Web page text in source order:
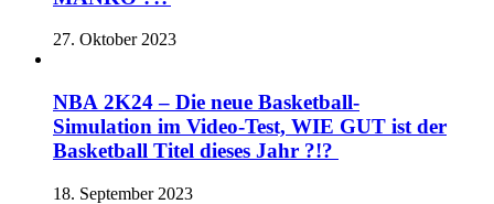
27. Oktober 2023
NBA 2K24 – Die neue Basketball-
Simulation im Video-Test, WIE GUT ist der
Basketball Titel dieses Jahr ?!?
18. September 2023